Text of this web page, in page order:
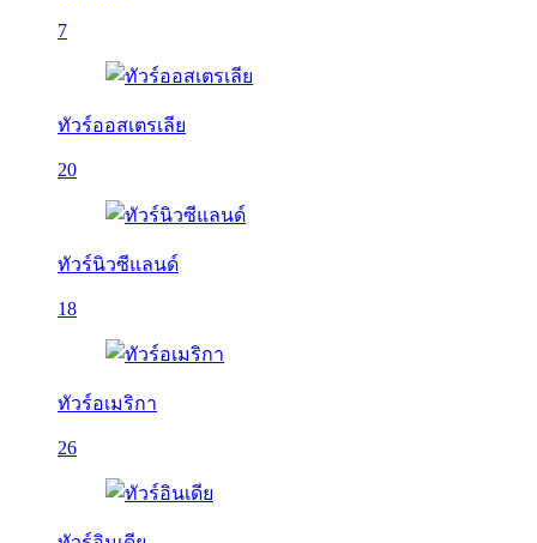
7
ทัวร์ออสเตรเลีย
20
ทัวร์นิวซีแลนด์
18
ทัวร์อเมริกา
26